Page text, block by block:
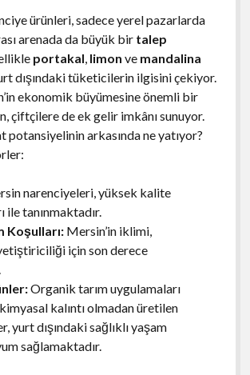
ürünleri, sadece yerel pazarlarda
arenada da büyük bir talep
portakal, limon ve mandalina
dışındaki tüketicilerin ilgisini çekiyor.
ekonomik büyümesine önemli bir
çiftçilere de ek gelir imkânı sunuyor.
potansiyelinin arkasında ne yatıyor?
narenciyeleri, yüksek kalite
ile tanınmaktadır.
Koşulları:Mersin’in iklimi,
için son derece
Organik tarım uygulamaları
kalıntı olmadan üretilen
yurt dışındaki sağlıklı yaşam
sağlamaktadır.